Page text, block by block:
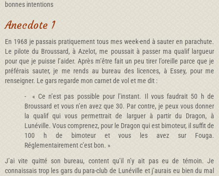
bonnes intentions
Anecdote 1
En 1968 je passais pratiquement tous mes week-end à sauter en parachute.
Le pilote du Broussard, à Azelot, me poussait à passer ma qualif largueur
pour que je puisse l’aider. Après m’être fait un peu tirer l’oreille parce que je
préférais sauter, je me rends au bureau des licences, à Essey, pour me
renseigner. Le gars regarde mon carnet de vol et me dit :
- « Ce n’est pas possible pour l’instant. Il vous faudrait 50 h de
Broussard et vous n’en avez que 30. Par contre, je peux vous donner
la qualif qui vous permettrait de larguer à partir du Dragon, à
Lunéville. Vous comprenez, pour le Dragon qui est bimoteur, il suffit de
100 h de bimoteur et vous les avez sur Fouga.
Réglementairement c’est bon. »
J’ai vite quitté son bureau, content qu’il n’y ait pas eu de témoin. Je
connaissais trop les gars du para-club de Lunéville et j’aurais eu bien du mal